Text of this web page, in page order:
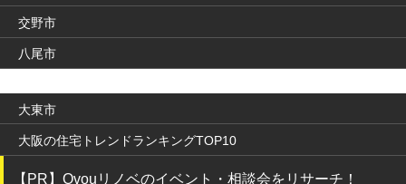
交野市
八尾市
大東市
大阪の住宅トレンドランキングTOP10
【PR】Qvouリノベのイベント・相談会をリサーチ！